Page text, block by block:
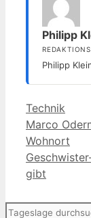
Philipp
Philipp
Kategorien
Technik
Marco
Wohnort
gibt
Suchen